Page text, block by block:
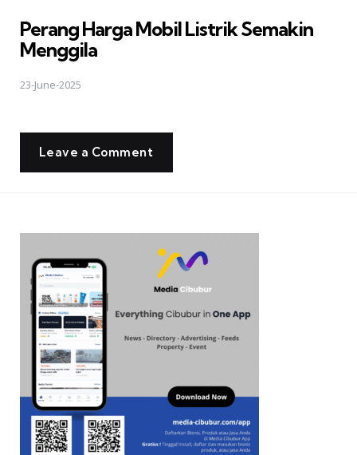
Perang Harga Mobil Listrik Semakin
Menggila
23-June-2025
Leave a Comment